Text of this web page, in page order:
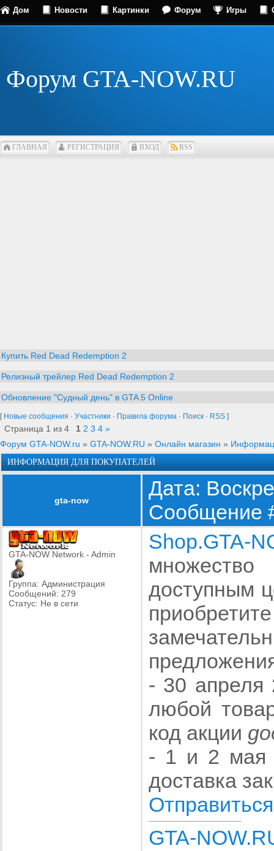
Дом Новости Картинки Форум Игры
Форум GTA-NOW.RU
ГЛАВНАЯ РЕГИСТРАЦИЯ ВХОД RSS
Купить Red Dead Redemption 2
Релизный трейлер Red Dead Redemption 2
Обновление "Судный день" в GTA 5 Online
[ Новые сообщения · Участники · Правила форума · Поиск · RSS ]
Страница 1 из 4 1 2 3 4 »
Форум GTA-NOW.ru » GTA-NOW.RU » Онлайн магазин »
ИНФОРМАЦИЯ ДЛЯ ПОКУПАТЕЛЕЙ
gta-now
Дата:
Сообщение
GTA-NOW Network - Admin
Группа: Администрация
Сообщений: 279
Статус: Не в сети
Shop.GTA-
доступным
- 30 апреля
любой
код акции
- 1 и 2 мая
доставка
GTA-